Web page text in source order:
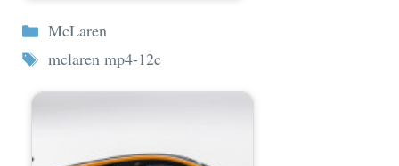
Categorie
McLaren
Tag
mclaren mp4-12c